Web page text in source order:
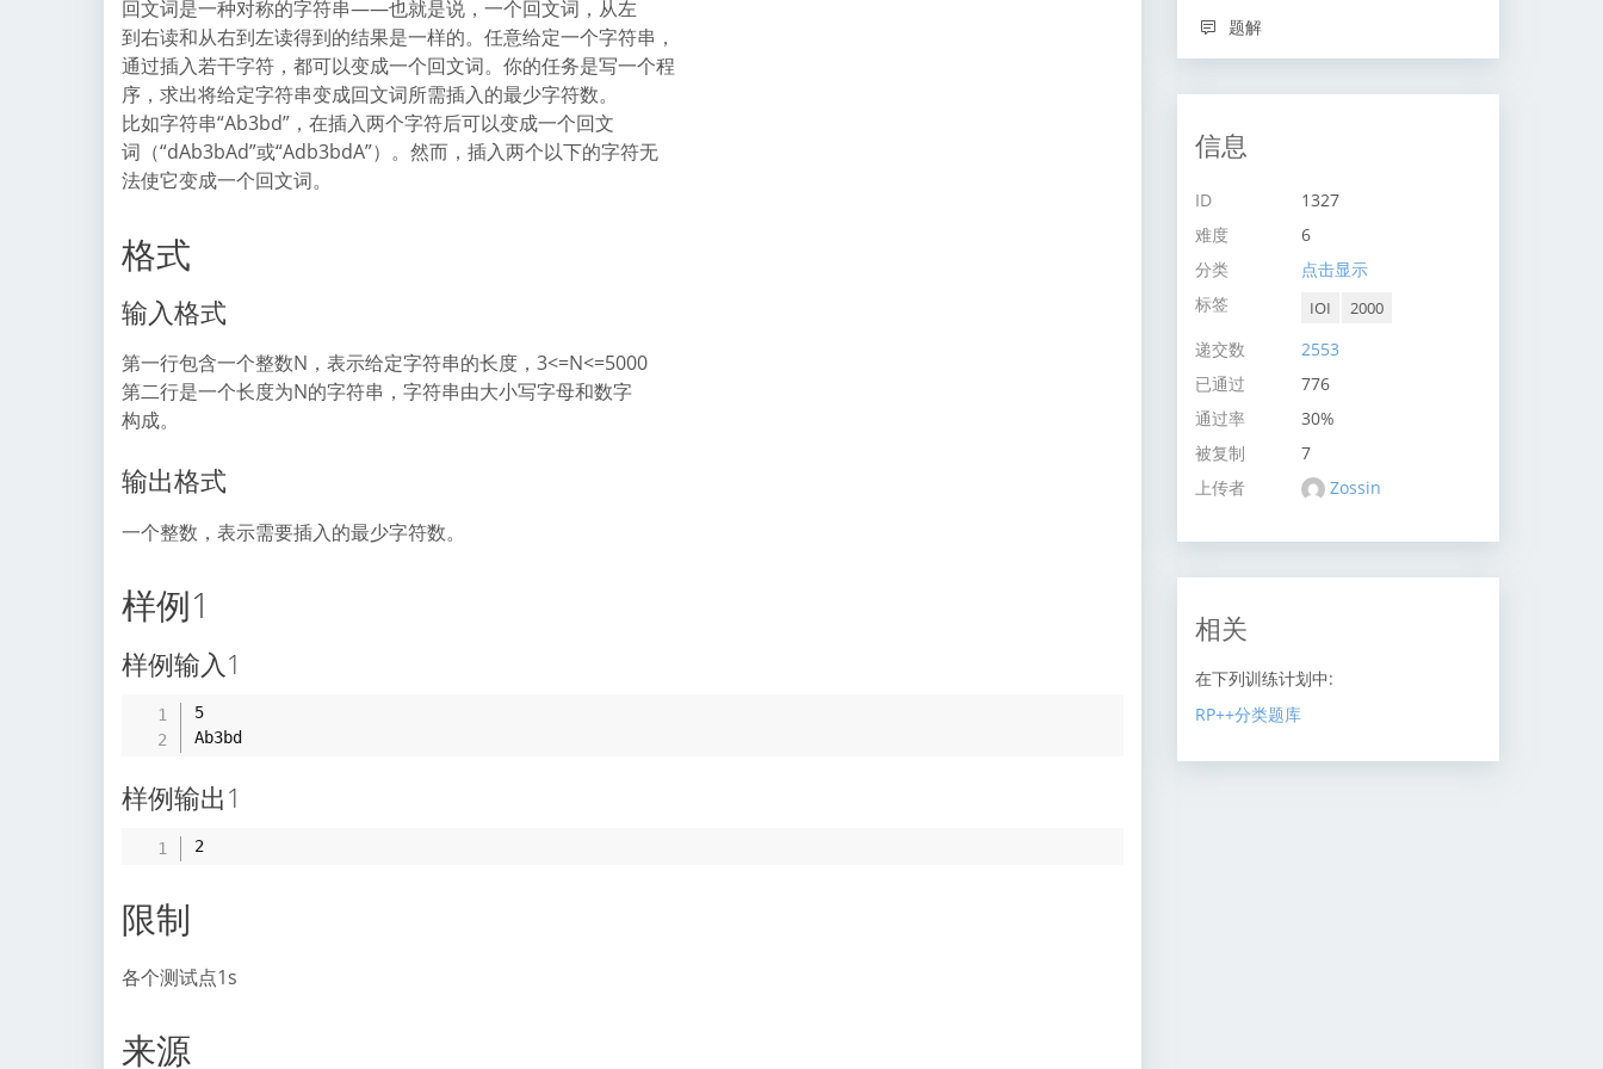
回文词是一种对称的字符串——也就是说，一个回文词，从左
到右读和从右到左读得到的结果是一样的。任意给定一个字符串，
通过插入若干字符，都可以变成一个回文词。你的任务是写一个程
序，求出将给定字符串变成回文词所需插入的最少字符数。
比如字符串“Ab3bd”，在插入两个字符后可以变成一个回文
词（“dAb3bAd”或“Adb3bdA”）。然而，插入两个以下的字符无
法使它变成一个回文词。
格式
输入格式
第一行包含一个整数N，表示给定字符串的长度，3<=N<=5000
第二行是一个长度为N的字符串，字符串由大小写字母和数字
构成。
输出格式
一个整数，表示需要插入的最少字符数。
样例1
样例输入1
5
样例输出1
2
限制
各个测试点1s
来源
题解
信息
ID
1327
难度
6
分类
点击显示
标签
IOI 2000
递交数
2553
已通过
776
通过率
30%
被复制
7
上传者
Zossin
相关
在下列训练计划中:
RP++分类题库